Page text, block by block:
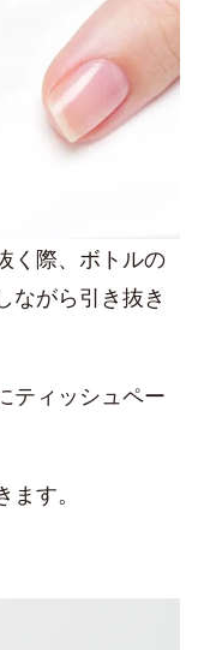
く際、ボトルの
ながら引き抜き
ティッシュペー
す。